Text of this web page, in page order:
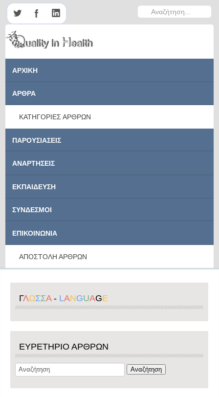
Αναζήτηση...
ΑΡΧΙΚΗ
ΑΡΘΡΑ
ΚΑΤΗΓΟΡΙΕΣ ΑΡΘΡΩΝ
ΠΑΡΟΥΣΙΑΣΕΙΣ
ΑΝΑΡΤΗΣΕΙΣ
ΕΚΠΑΙΔΕΥΣΗ
ΣΥΝΔΕΣΜΟΙ
ΕΠΙΚΟΙΝΩΝΙΑ
ΑΠΟΣΤΟΛΗ ΑΡΘΡΩΝ
ΓΛΩΣΣΑ - LANGUAGE
ΕΥΡΕΤΗΡΙΟ ΑΡΘΡΩΝ